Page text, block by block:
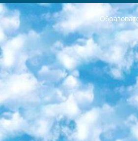
РЕСПУБЛИКА УЗБЕКИСТАН МИНИСТРЕРСТВО ДОШКОЛЬНОГО И ШКОЛЬНОГО ОБРАЗОВАНИЯ КОМАНДА в общеобразовательных учреждениях в 2023-2024 учебном году организация и проведение итоговой государственной аттестации обучающихся о Министра дошкольного и школьного образования Республики Узбекистан от 4 марта 2008 года (постановлением Минюста от 20 марта 2008 года № 1778 государственной регистрации) «Итоговое состояние учащихся общего среднего образования на основании положения об утверждении положения об аттестации общего среднего образования выпускной экзамен студентов в образовательных учреждениях в 2023-2024 учебном году В целях организации и прохождения аттестации приказываю: 1. Следующее: перечень предметов, по которым будет проводиться итоговая государственная